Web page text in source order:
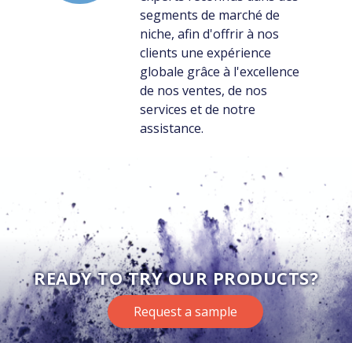
segments de marché de
niche, afin d'offrir à nos
clients une expérience
globale grâce à l'excellence
de nos ventes, de nos
services et de notre
assistance.
READY TO TRY OUR PRODUCTS?
Request a sample